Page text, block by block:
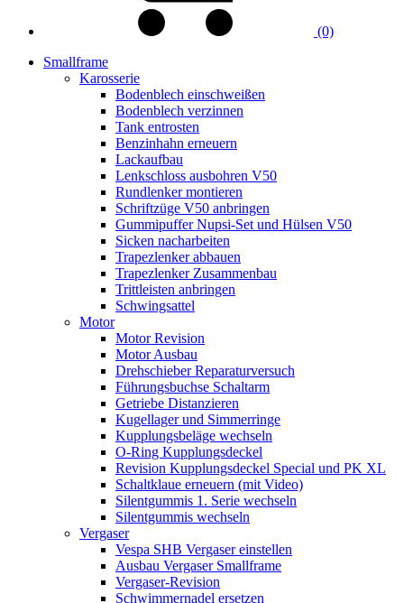
(0)
Smallframe
Karosserie
Bodenblech einschweißen
Bodenblech verzinnen
Tank entrosten
Benzinhahn erneuern
Lackaufbau
Lenkschloss ausbohren V50
Rundlenker montieren
Schriftzüge V50 anbringen
Gummipuffer Nupsi-Set und Hülsen V50
Sicken nacharbeiten
Trapezlenker abbauen
Trapezlenker Zusammenbau
Trittleisten anbringen
Schwingsattel
Motor
Motor Revision
Motor Ausbau
Drehschieber Reparaturversuch
Führungsbuchse Schaltarm
Getriebe Distanzieren
Kugellager und Simmerringe
Kupplungsbeläge wechseln
O-Ring Kupplungsdeckel
Revision Kupplungsdeckel Special und PK XL
Schaltklaue erneuern (mit Video)
Silentgummis 1. Serie wechseln
Silentgummis wechseln
Vergaser
Vespa SHB Vergaser einstellen
Ausbau Vergaser Smallframe
Vergaser-Revision
Schwimmernadel ersetzen